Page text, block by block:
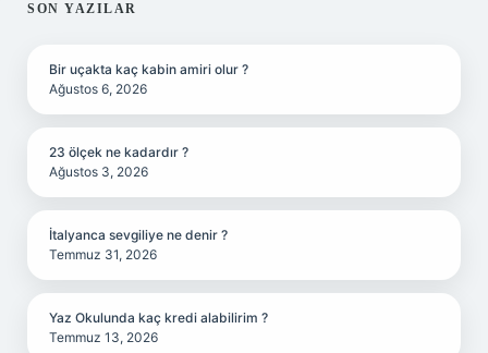
SIDEBAR
SON YAZILAR
Bir uçakta kaç kabin amiri olur ?
Ağustos 6, 2026
23 ölçek ne kadardır ?
Ağustos 3, 2026
İtalyanca sevgiliye ne denir ?
Temmuz 31, 2026
Yaz Okulunda kaç kredi alabilirim ?
Temmuz 13, 2026